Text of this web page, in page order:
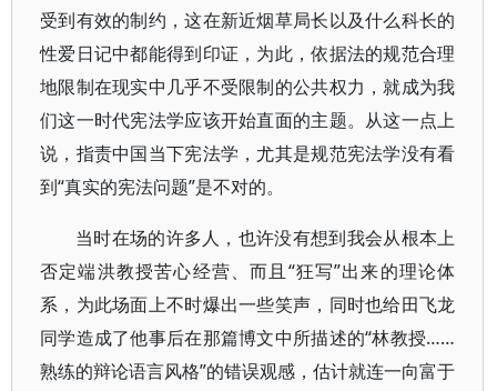
受到有效的制约，这在新近烟草局长以及什么科长的
性爱日记中都能得到印证，为此，依据法的规范合理
地限制在现实中几乎不受限制的公共权力，就成为我
们这一时代宪法学应该开始直面的主题。从这一点上
说，指责中国当下宪法学，尤其是规范宪法学没有看
到“真实的宪法问题”是不对的。
当时在场的许多人，也许没有想到我会从根本上
否定端洪教授苦心经营、而且“狂写”出来的理论体
系，为此场面上不时爆出一些笑声，同时也给田飞龙
同学造成了他事后在那篇博文中所描述的“林教授……
熟练的辩论语言风格”的错误观感，估计就连一向富于